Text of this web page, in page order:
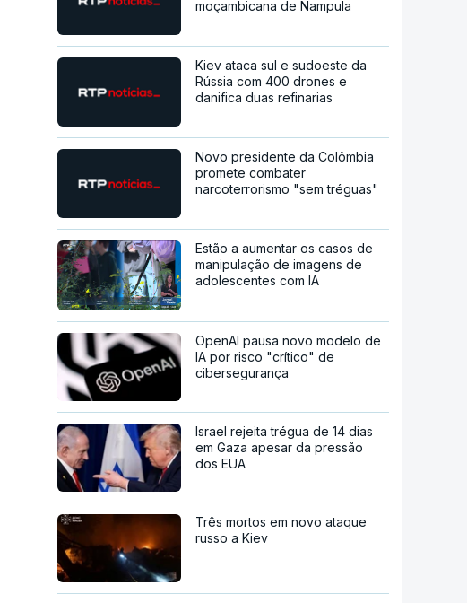
moçambicana de Nampula
Kiev ataca sul e sudoeste da
Rússia com 400 drones e
danifica duas refinarias
Novo presidente da Colômbia
promete combater
narcoterrorismo "sem tréguas"
Estão a aumentar os casos de
manipulação de imagens de
adolescentes com IA
OpenAI pausa novo modelo de
IA por risco "crítico" de
cibersegurança
Israel rejeita trégua de 14 dias
em Gaza apesar da pressão
dos EUA
Três mortos em novo ataque
russo a Kiev